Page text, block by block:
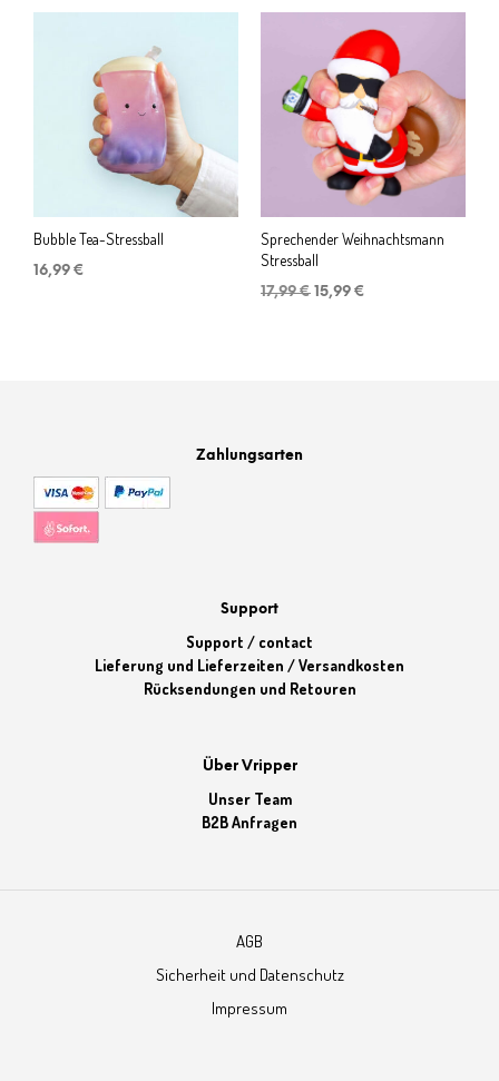
Bubble Tea-Stressball
16,99 €
Sprechender Weihnachtsmann
Stressball
17,99€ Ursprünglicher
15,99 €
Zahlungsarten
Support
Support / contact
Lieferung und Lieferzeiten / Versandkosten
Rücksendungen und Retouren
Über Vripper
Unser Team
B2B Anfragen
AGB
Sicherheit und Datenschutz
Impressum